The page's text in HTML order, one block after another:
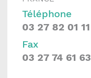
Téléphone
03 27 82 01 11
Fax
03 27 74 61 63